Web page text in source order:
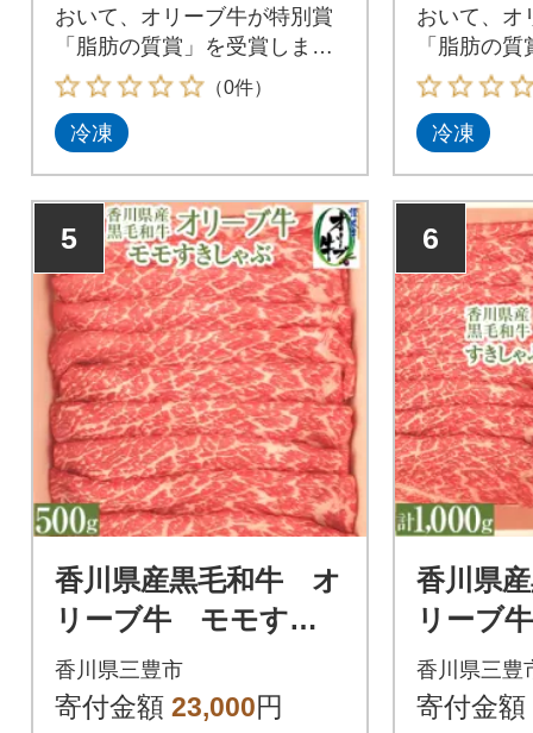
おいて、オリーブ牛が特別賞
「脂肪の質賞」を受賞しまし
た。
（0件）
冷凍
おいて、オ
「脂肪の
た。
冷凍
5
香川県産黒毛和牛 オ
リーブ牛 モモすき
しゃぶ500g
香川県三豊市
寄付金額 23,000円
6
香川県
リーブ
ぶ2種食
A 計
香川県三豊
寄付金額